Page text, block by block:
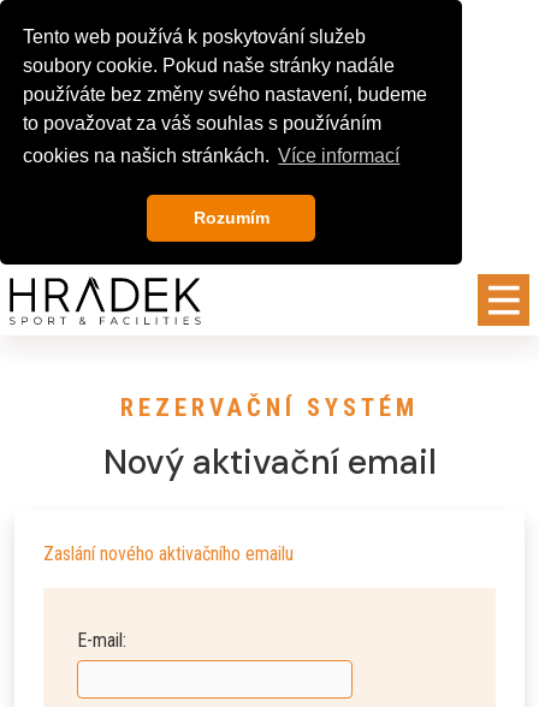
Tento web používá k poskytování služeb
soubory cookie. Pokud naše stránky nadále
používáte bez změny svého nastavení, budeme
to považovat za váš souhlas s používáním
cookies na našich stránkách. Více informací
Rozumím
REZERVAČNÍ SYSTÉM
Nový aktivační email
Zaslání nového aktivačního emailu
E-mail: